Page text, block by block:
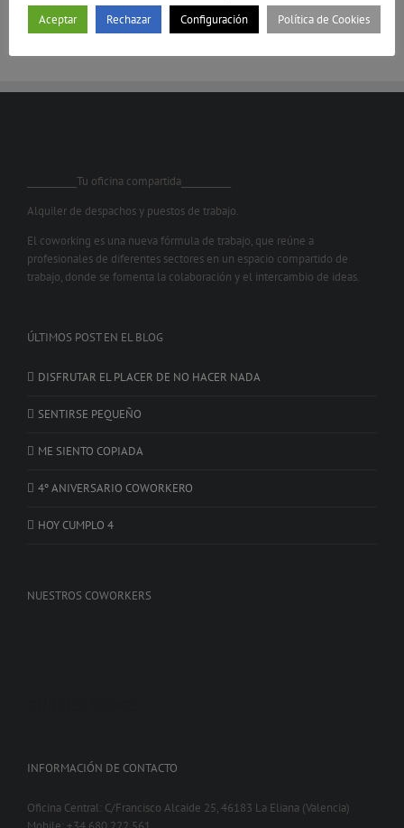
___________Tu oficina compartida___________
Alquiler de despachos y puestos de trabajo.
El coworking es una nueva fórmula de trabajo, que reúne a
profesionales de diferentes sectores en un espacio compartido de
trabajo, donde se fomenta la colaboración y el intercambio de ideas.
ÚLTIMOS POST EN EL BLOG
DISFRUTAR EL PLACER DE NO HACER NADA
SENTIRSE PEQUEÑO
ME SIENTO COPIADA
4º ANIVERSARIO COWORKERO
HOY CUMPLO 4
NUESTROS COWORKERS
INFORMACIÓN DE CONTACTO
Oficina Central: C/Francisco Alcaide 25, 46183 La Eliana (Valencia)
Aceptar Rechazar Configuración Política de Cookies